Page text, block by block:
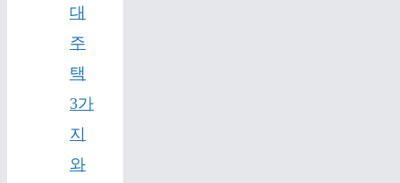
대
주
택
3가
지
와